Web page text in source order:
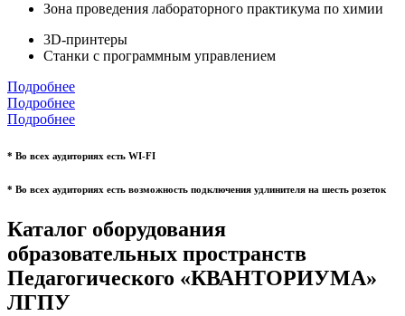
Зона проведения лабораторного практикума по химии
3D-принтеры
Станки с программным управлением
Подробнее
Подробнее
Подробнее
* Во всех аудиториях есть WI-FI
* Во всех аудиториях есть возможность подключения удлинителя на шесть розеток
Каталог оборудования
образовательных пространств
Педагогического «КВАНТОРИУМА»
ЛГПУ